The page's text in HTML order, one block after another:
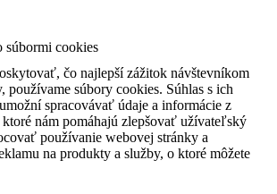
súbormi cookies
čo najlepší zážitok návštevníkom
používame súbory cookies. Súhlas s ich
spracovávať údaje a informácie z
ktoré nám pomáhajú zlepšovať užívateľský
používanie webovej stránky a
na produkty a služby, o ktoré môžete